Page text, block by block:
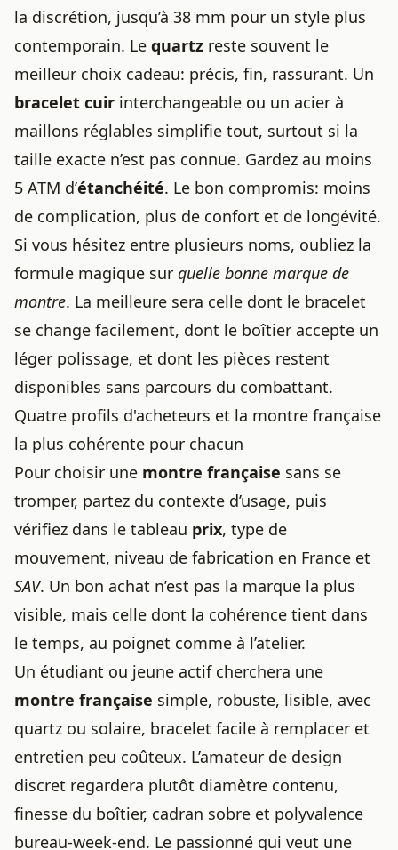
la discrétion, jusqu’à 38 mm pour un style plus
contemporain. Le quartz reste souvent le
meilleur choix cadeau: précis, fin, rassurant. Un
bracelet cuir interchangeable ou un acier à
maillons réglables simplifie tout, surtout si la
taille exacte n’est pas connue. Gardez au moins
5 ATM d’étanchéité. Le bon compromis: moins
de complication, plus de confort et de longévité.
Si vous hésitez entre plusieurs noms, oubliez la
formule magique sur quelle bonne marque de
montre. La meilleure sera celle dont le bracelet
se change facilement, dont le boîtier accepte un
léger polissage, et dont les pièces restent
disponibles sans parcours du combattant.
Quatre profils d'acheteurs et la montre française
la plus cohérente pour chacun
Pour choisir une montre française sans se
tromper, partez du contexte d’usage, puis
vérifiez dans le tableau prix, type de
mouvement, niveau de fabrication en France et
SAV. Un bon achat n’est pas la marque la plus
visible, mais celle dont la cohérence tient dans
le temps, au poignet comme à l’atelier.
Un étudiant ou jeune actif cherchera une
montre française simple, robuste, lisible, avec
quartz ou solaire, bracelet facile à remplacer et
entretien peu coûteux. L’amateur de design
discret regardera plutôt diamètre contenu,
finesse du boîtier, cadran sobre et polyvalence
bureau-week-end. Le passionné qui veut une